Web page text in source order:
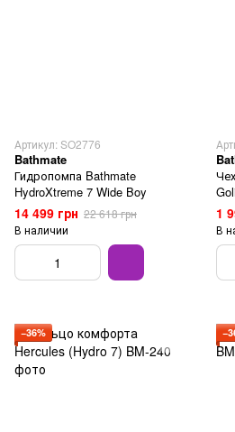
Артикул: SO2776
Bathmate
Гидропомпа Bathmate
HydroXtreme 7 Wide Boy
14 499 грн 22 618 грн
В наличии
1
В
−36%